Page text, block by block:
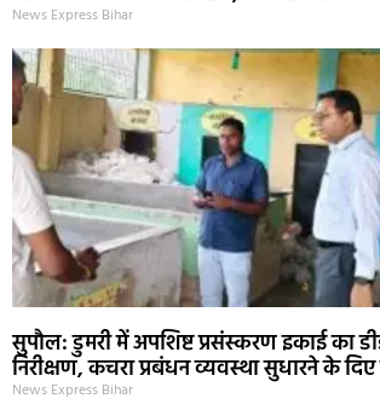
News Express Bihar
सुपौल: डुमरी में अपशिष्ट प्रसंस्करण इकाई का
निरीक्षण, कचरा प्रबंधन व्यवस्था सुधारने के दिए
News Express Bihar